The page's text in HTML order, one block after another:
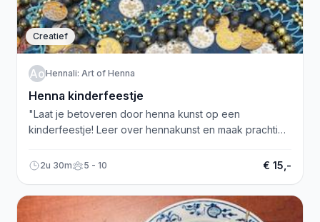
Creatief
HAoHHennali: Art of Henna
Henna kinderfeestje
"Laat je betoveren door henna kunst op een
kinderfeestje! Leer over hennakunst en maak prachtige
2u 30m 5 - 10 € 15,-